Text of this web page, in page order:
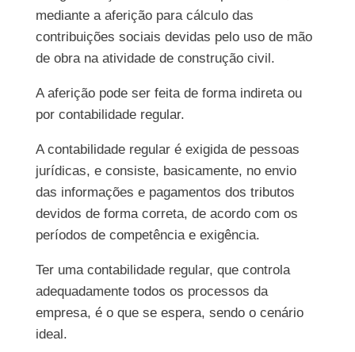
mediante a aferição para cálculo das
contribuições sociais devidas pelo uso de mão
de obra na atividade de construção civil.
A aferição pode ser feita de forma indireta ou
por contabilidade regular.
A contabilidade regular é exigida de pessoas
jurídicas, e consiste, basicamente, no envio
das informações e pagamentos dos tributos
devidos de forma correta, de acordo com os
períodos de competência e exigência.
Ter uma contabilidade regular, que controla
adequadamente todos os processos da
empresa, é o que se espera, sendo o cenário
ideal.